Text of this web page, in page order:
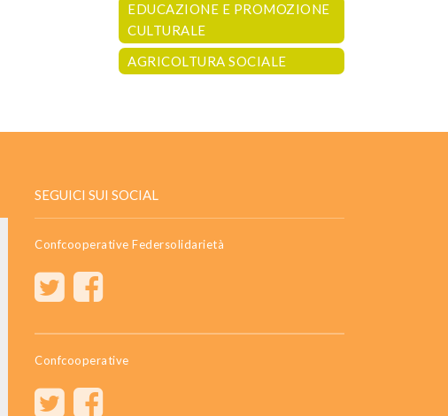
EDUCAZIONE E PROMOZIONE
CULTURALE
AGRICOLTURA SOCIALE
SEGUICI SUI SOCIAL
Confcooperative Federsolidarietà
Confcooperative